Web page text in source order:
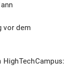
vor dem